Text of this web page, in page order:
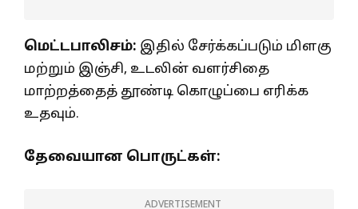
மெட்டபாலிசம்: இதில் சேர்க்கப்படும் மிளகு
மற்றும் இஞ்சி, உடலின் வளர்சிதை
மாற்றத்தைத் தூண்டி கொழுப்பை எரிக்க
உதவும்.
தேவையான பொருட்கள்:
ADVERTISEMENT